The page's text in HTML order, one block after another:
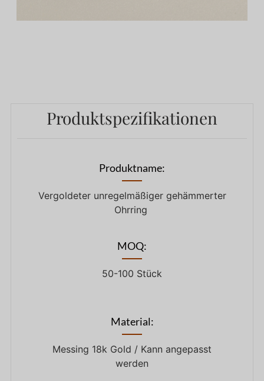
Produktspezifikationen
Produktname:
Vergoldeter unregelmäßiger gehämmerter
Ohrring
MOQ:
50-100 Stück
Material:
Messing 18k Gold / Kann angepasst
werden